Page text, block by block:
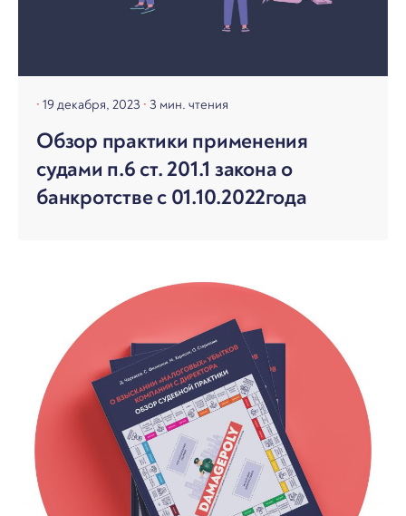
19 декабря, 2023 3 мин. чтения
Обзор практики применения
судами п.6 ст. 201.1 закона о
банкротстве с 01.10.2022года